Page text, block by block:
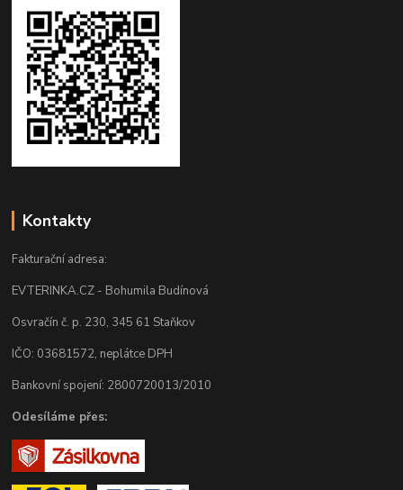
Kontakty
Fakturační adresa:
EVTERINKA.CZ - Bohumila Budínová
Osvračín č. p. 230, 345 61 Staňkov
IČO: 03681572, neplátce DPH
Bankovní spojení: 2800720013/2010
Odesíláme přes: